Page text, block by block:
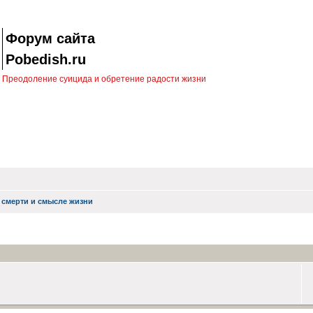
Форум сайта
Pobedish.ru
Преодоление суицида и обретение радости жизни
и смысле жизни